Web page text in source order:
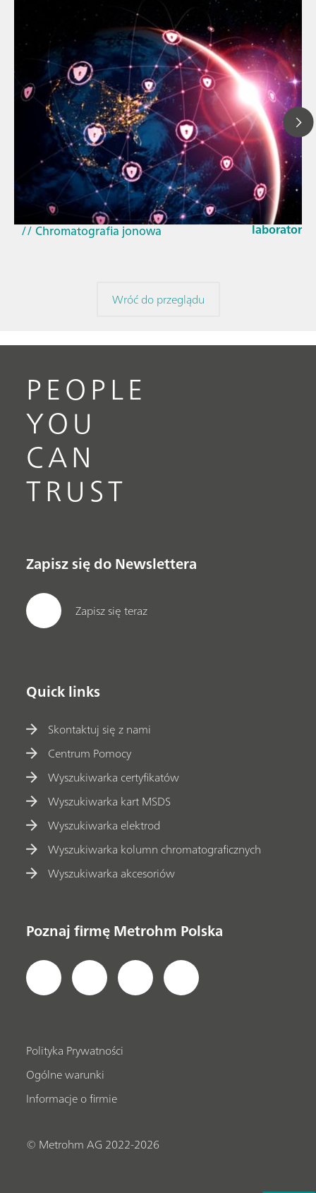
23 mar 2026
How the
EU Cyber
laboratories
// Artykuł
// Spektroskopia bliskiej podczerwieni,
// Chromatografia jonowa
Wróć do przeglądu
PEOPLE
YOU
CAN
TRUST
Zapisz się do Newslettera
Zapisz się teraz
Quick links
Skontaktuj się z nami
Centrum Pomocy
Wyszukiwarka certyfikatów
Wyszukiwarka kart MSDS
Wyszukiwarka elektrod
Wyszukiwarka kolumn chromatograficznych
Wyszukiwarka akcesoriów
Poznaj firmę Metrohm Polska
Polityka Prywatności
Ogólne warunki
Informacje o firmie
© Metrohm AG 2022-2026